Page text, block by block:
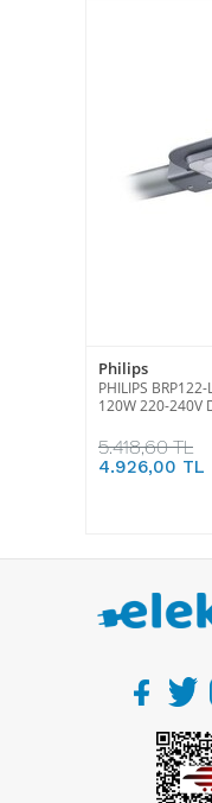
Philips
PHILIPS
120W 220-240V
5.418,60 TL
4.926,00 TL